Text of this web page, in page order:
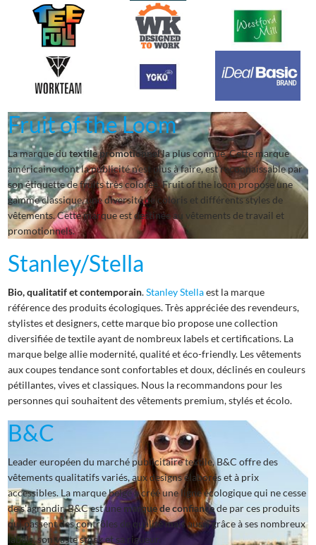
Fruit of the Loom
La marque dutextile promotionnella plus connue. Cette marque
américaine dont la publicité n’est plus à faire, est reconnaissable par
son étiquette de fruits très colorée. Fruit of the loom propose une
gamme classique, une diversité de coloris et différents styles de
vêtements. Cette marque est destinée au vêtements de travail et
promotionnels.
Stanley/Stella
Bio, qualitatif et contemporain.Stanley Stellaest la marque
référence des produits écologiques. Très appréciée des revendeurs,
stylistes et designers, cette marque bio propose une collection
diversifiée de textile ayant de nombreux labels et certifications. La
marque belge allie modernité, qualité et éco-friendly. Les vêtements
aux coupes tendance sont confortables et doux, déclinés en couleurs
pétillantes, vives et classiques. Nous la recommandons pour les
personnes qui souhaitent des vêtements premium, stylés et écolo.
B&C
Leader européen du marché publicitaire textile, B&C offre des
vêtements qualitatifs variés, aux designs élaborés et à prix
accessibles. La marque belge a créé une ligne écologique qui ne cesse
de s'agrandir. B&C est une marque de confiancede par ces produits
qui passent des contrôles de qualité mais aussi grâce à ses nombreux
labels, son vaste stock et sa rigueur.